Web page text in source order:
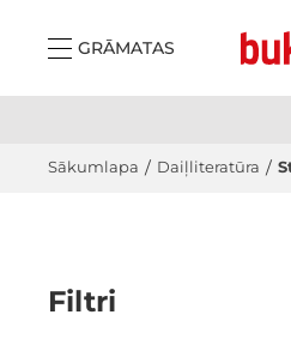
GRĀMATAS
Sākumlapa / Daiļliteratūra /
Filtri